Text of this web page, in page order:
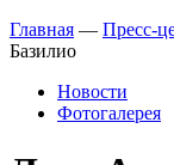
Главная — Пресс-
Базилио
Новости
Фотогалерея